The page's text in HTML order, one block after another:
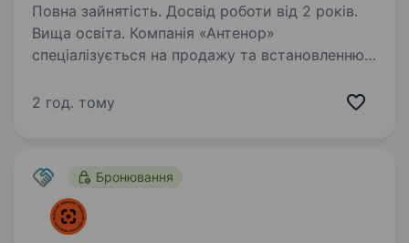
Повна зайнятість. Досвід роботи від 2 років.
Вища освіта. Компанія «Антенор»
спеціалізується на продажу та встановленню
транспорту (продаж GPS — обладнання
років…
2 год. тому
Бронювання